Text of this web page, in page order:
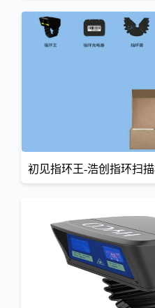
初见指环王-浩创指环扫